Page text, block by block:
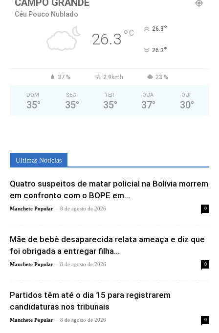
CAMPO GRANDE
Céu Pouco Nublado
26.3 °C 26.3°
26.3°
37 % 2.9kmh 23 %
DOM
35°
SEG
35°
TER
35°
QUA
37°
QUI
30°
Ultimas Noticias
Quatro suspeitos de matar policial na Bolívia morrem
em confronto com o BOPE em...
Manchete Popular - 8 de agosto de 2026 0
Mãe de bebê desaparecida relata ameaça e diz que
foi obrigada a entregar filha...
Manchete Popular - 8 de agosto de 2026 0
Partidos têm até o dia 15 para registrarem
candidaturas nos tribunais
Manchete Popular - 8 de agosto de 2026 0